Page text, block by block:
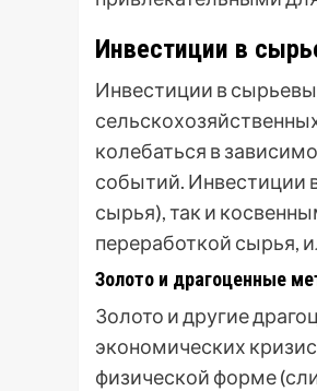
Инвестиции в
Инвестиции в
колебаться в
событий. Инвестиции
сырья), так и
переработкой сырья,
Золото и драгоценные
Золото и другие
экономических
физической форме